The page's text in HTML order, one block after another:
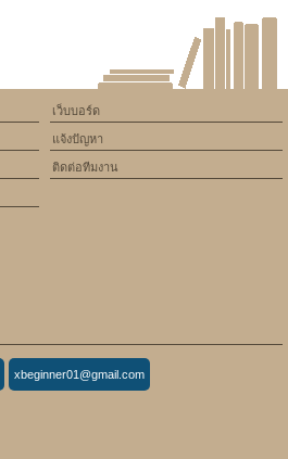
เว็บบอร์ด
แจ้งปัญหา
ติดต่อทีมงาน
xbeginner01@gmail.com